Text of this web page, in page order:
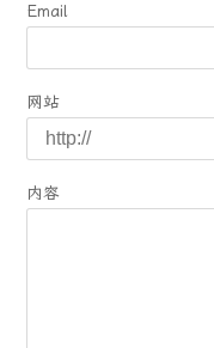
Email
网站
内容